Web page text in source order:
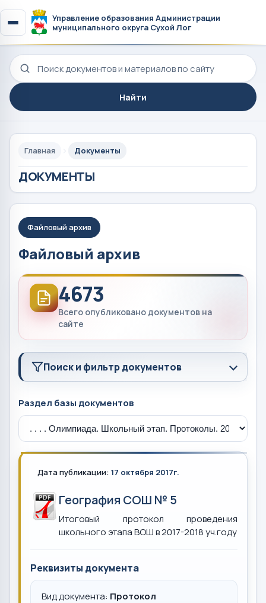
Управление образования Администрации
муниципального округа Сухой Лог
Поиск по сайту
Найти
Главная Документы
ДОКУМЕНТЫ
Файловый архив
Файловый архив
4673
Всего опубликовано документов на
сайте
Поиск и фильтр документов
Раздел базы документов
Дата публикации: 17 октября 2017г.
География СОШ № 5
Итоговый протокол проведения
школьного этапа ВОШ в 2017-2018 уч.году
Реквизиты документа
Вид документа: Протокол